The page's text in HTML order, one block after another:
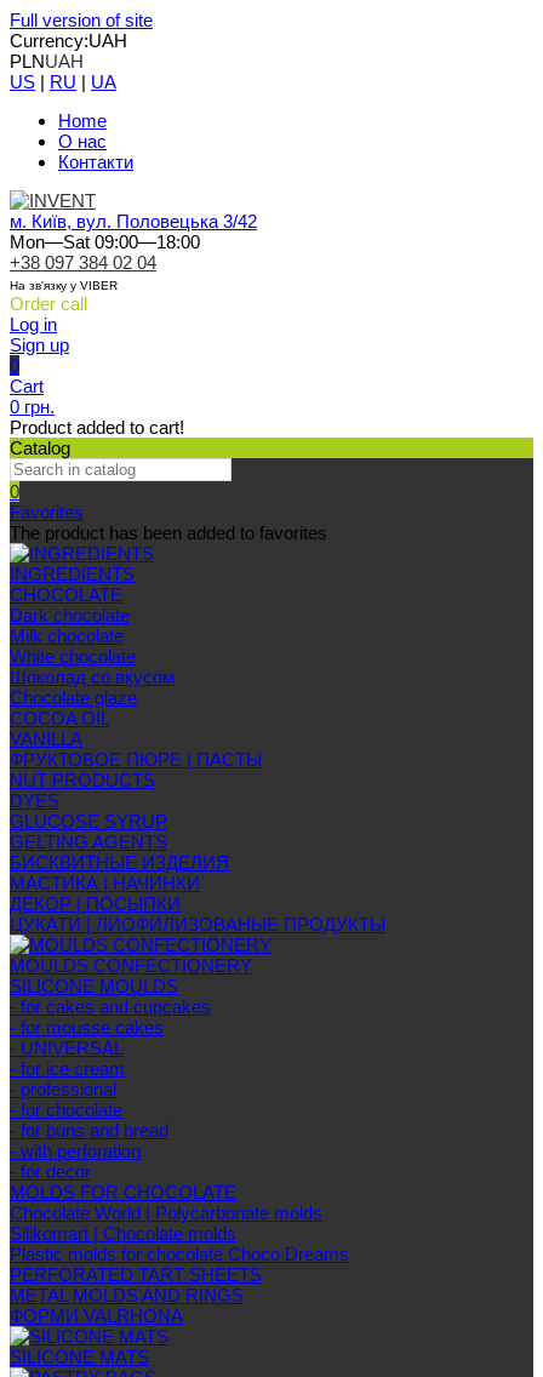
Full version of site
Currency:UAH
PLNUAH
US | RU | UA
Home
О нас
Контакти
м. Київ, вул. Половецька 3/42
Mon—Sat 09:00—18:00
+38 097 384 02 04
На зв'язку у VIBER
Order call
Log in
Sign up
0
Cart
0 грн.
Product added to cart!
Catalog
0
Favorites
The product has been added to favorites
INGREDIENTS
CHOCOLATE
Dark chocolate
Milk chocolate
White chocolate
Шоколад со вкусом
Chocolate glaze
COCOA OIL
VANILLA
ФРУКТОВОЕ ПЮРЕ | ПАСТЫ
NUT PRODUCTS
DYES
GLUCOSE SYRUP
GELTING AGENTS
БИСКВИТНЫЕ ИЗДЕЛИЯ
МАСТИКА | НАЧИНКИ
ДЕКОР | ПОСЫПКИ
ЦУКАТИ | ЛИОФИЛИЗОВАНЫЕ ПРОДУКТЫ
MOULDS CONFECTIONERY
SILICONE MOULDS
- for cakes and cupcakes
- for mousse cakes
- UNIVERSAL
- for ice cream
- professional
- for chocolate
- for buns and bread
- with perforation
- for decor
MOLDS FOR CHOCOLATE
Chocolate World | Polycarbonate molds
Silikomart | Chocolate molds
Plastic molds for chocolate Choco Dreams
PERFORATED TART SHEETS
METAL MOLDS AND RINGS
ФОРМИ VALRHONA
SILICONE MATS